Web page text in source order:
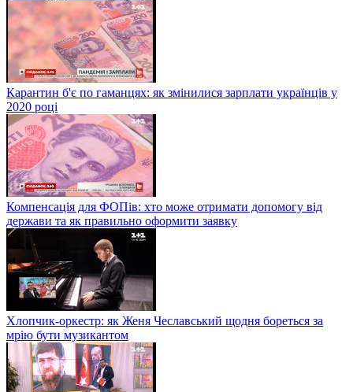
Карантин б'є по гаманцях: як змінилися зарплати українців у
2020 році
Компенсація для ФОПів: хто може отримати допомогу від
держави та як правильно оформити заявку
Хлопчик-оркестр: як Женя Чеславський щодня бореться за
мрію бути музикантом